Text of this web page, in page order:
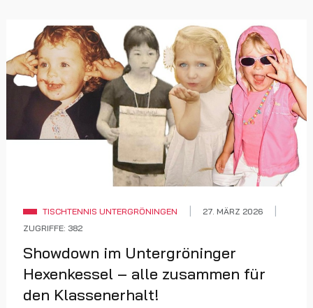
TISCHTENNIS UNTERGRÖNINGEN
27. MÄRZ 2026
ZUGRIFFE: 382
Showdown im Untergröninger
Hexenkessel – alle zusammen für
den Klassenerhalt!